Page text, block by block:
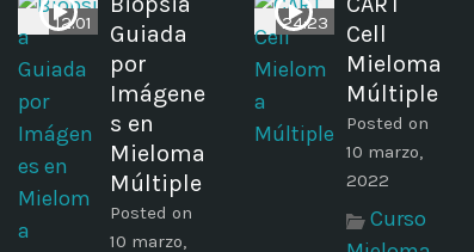
12:01
Guiada
por
Imágene
s en
Mieloma
Múltiple
Posted on
10 marzo,
24:23
Cell
Mieloma
Múltiple
Posted on
10 marzo,
2022
Curso